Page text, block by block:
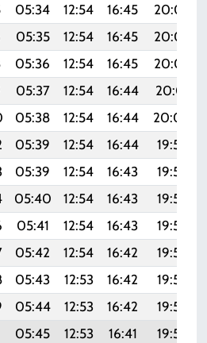
05:34 12:54 16:45 20:04
05:35 12:54 16:45 20:03
05:36 12:54 16:45 20:02
05:37 12:54 16:44 20:01
05:38 12:54 16:44 20:00
05:39 12:54 16:44 19:59
05:39 12:54 16:43 19:58
05:40 12:54 16:43 19:57
05:41 12:54 16:43 19:56
05:42 12:54 16:42 19:55
05:43 12:53 16:42 19:54
05:44 12:53 16:42 19:53
05:45 12:53 16:41 19:52